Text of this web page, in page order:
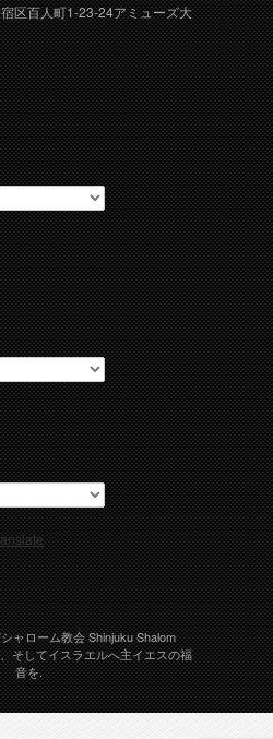
区百人町1-23-24アミューズ大
ャローム教会 Shinjuku Shalom
そしてイスラエルへ主イエスの福
音を.